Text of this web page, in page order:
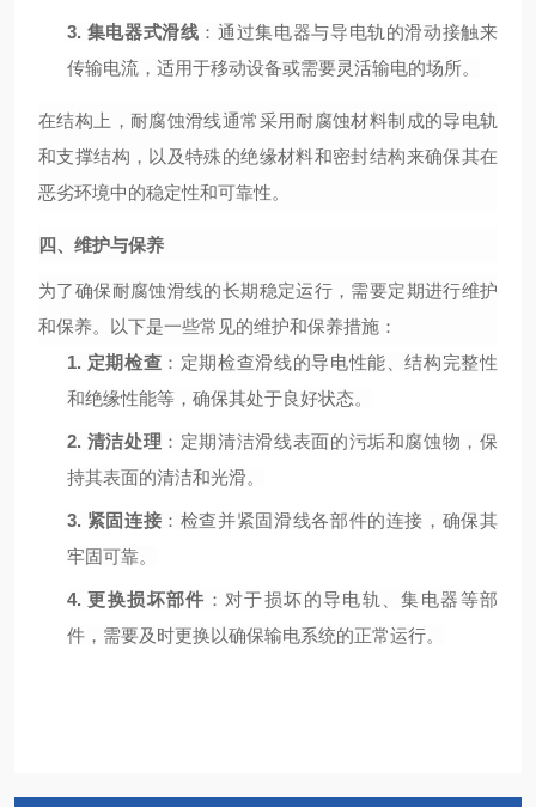
3. 集电器式滑线 ：通过集电器与导电轨的滑动接触来
传输电流，适用于移动设备或需要灵活输电的场所。
在结构上，耐腐蚀滑线通常采用耐腐蚀材料制成的导电轨
和支撑结构，以及特殊的绝缘材料和密封结构来确保其在
恶劣环境中的稳定性和可靠性。
四、维护与保养
为了确保耐腐蚀滑线的长期稳定运行，需要定期进行维护
和保养。以下是一些常见的维护和保养措施：
1. 定期检查 ：定期检查滑线的导电性能、结构完整性
和绝缘性能等，确保其处于良好状态。
2. 清洁处理 ：定期清洁滑线表面的污垢和腐蚀物，保
持其表面的清洁和光滑。
3. 紧固连接 ：检查并紧固滑线各部件的连接，确保其
牢固可靠。
4.更换损坏部件 ：对于损坏的导电轨、集电器等部
件，需要及时更换以确保输电系统的正常运行。